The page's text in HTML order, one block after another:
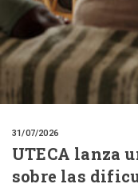
31/07/2026
UTECA lanza
sobre las